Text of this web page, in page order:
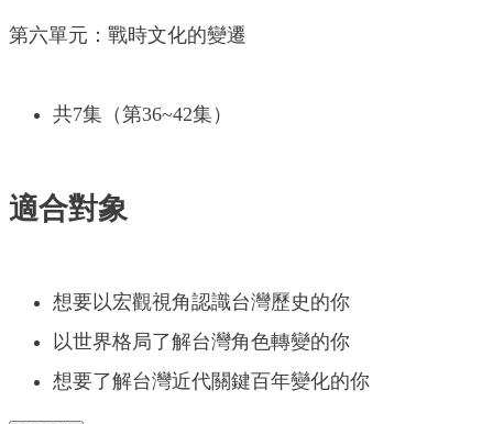
第六單元：戰時文化的變遷
共7集（第36~42集）
適合對象
想要以宏觀視角認識台灣歷史的你
以世界格局了解台灣角色轉變的你
想要了解台灣近代關鍵百年變化的你